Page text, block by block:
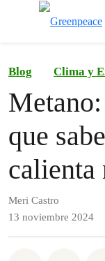
Blog Clima y
que
calienta
Meri Castro
13 noviembre 2024